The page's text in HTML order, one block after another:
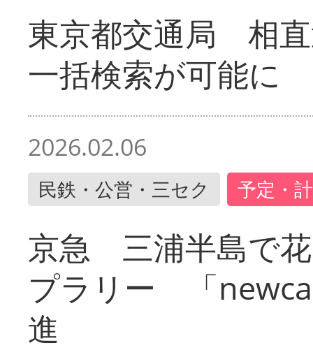
東京都交通局 相
一括検索が可能に
2026.02.06
民鉄・公営・三セク 予定・
京急 三浦半島で
プラリー 「
進